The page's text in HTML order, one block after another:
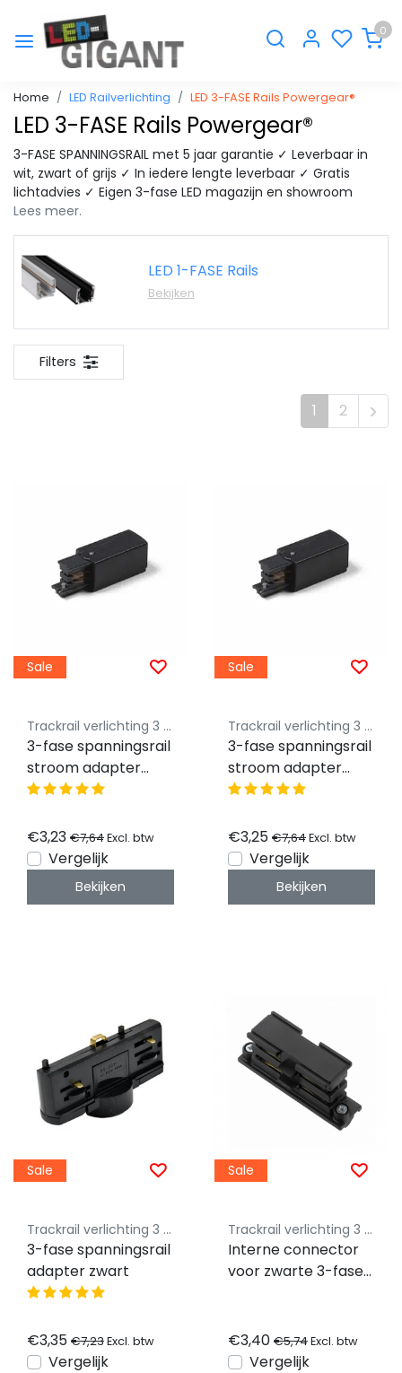
0
Home LED Railverlichting LED 3-FASE Rails Powergear®
LED 3-FASE Rails Powergear®
3-FASE SPANNINGSRAIL met 5 jaar garantie ✓ Leverbaar in
wit, zwart of grijs ✓ In iedere lengte leverbaar ✓ Gratis
lichtadvies ✓ Eigen 3-fase LED magazijn en showroom
Lees meer.
LED 1-FASE Rails
Bekijken
Filters
1 2
Sale
Trackrail verlichting 3 fase Luksus - Budget vriendelijke railverlichting
3-fase spanningsrail
stroom adapter
zwart - Rechts
€3,23 €7,64Excl. btw
Vergelijk
Bekijken
Sale
Trackrail verlichting 3 fase Luksus - Budget vriendelijke railverlichting
3-fase spanningsrail
stroom adapter
zwart - Links
€3,25 €7,64Excl. btw
Vergelijk
Bekijken
Sale
Trackrail verlichting 3 fase Luksus - Budget vriendelijke railverlichting
3-fase spanningsrail
adapter zwart
€3,35 €7,23Excl. btw
Vergelijk
Sale
Trackrail verlichting 3 fase Luksus - Budget vriendelijke railverlichting
Interne connector
voor zwarte 3-fase
€3,40 €5,74Excl. btw
Vergelijk